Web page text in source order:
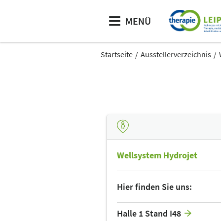
MENÜ
Startseite Ausstellerverzeichnis
Wellsystem Hydrojet
Hier finden Sie uns:
Halle 1 Stand I48